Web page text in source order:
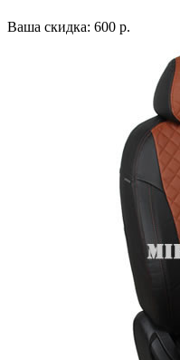
Ваша скидка: 600 р.